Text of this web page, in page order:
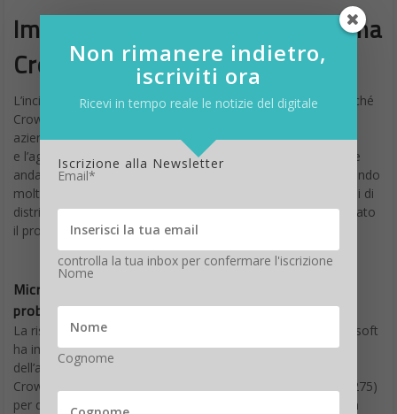
Impatto e diffusione del problema
Crowdstrike
L’incidente ha avuto un impatto particolarmente severo perché
CrowdStrike Falcon è ampiamente utilizzato in ambienti
aziendali e governativi.
e l’aggiornamento Microsoft, con cui il software CrowdStrike
andava in cloflitto, era stato classificato come critico, portando
molte organizzazioni ad applicarlo rapidamente, poi i sistemi di
distribuzione automatica degli aggiornamenti hanno propagato
il problema rapidamente su larga scala.
Microsoft down, come è stato risolto il
problema CrowdStrike
La risposta all’incidente è stata rapida ma complessa: Microsoft
ha immediatamente sospeso la distribuzione
dell’aggiornamento KB5095872.
CrowdStrike ha rilasciato una patch d’emergenza (7.45.1-15275)
per disabilitare temporaneamente le nuove funzionalità AI in
Non rimanere indietro,
iscriviti ora
Ricevi in tempo reale le notizie del digitale
Iscrizione alla Newsletter
Email*
controlla la tua inbox per confermare l'iscrizione
Nome
Cognome